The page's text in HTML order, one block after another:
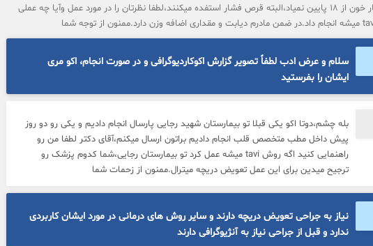
دریچه بیشتر شده و فشار خون از ۱۸ پایین نمیاد،البته قرص فشار استفده میکنند،لطفا نظرتان را در مورد عمل وآیا چه عملی
سلام و عرض ادب لطفاً تصویر گزارش اکوکاردیوگرافی و در صورت انجام، اکو مری
ایشان را بفرستید
بله چشم،دوتا اکو یکی قبلا تو بیمارستان شهید رجایی پارسال انجام دادیم و یکی رو دو روز
پیش داخل مطب متخصص قلب انجام دادیم براتون ارسال میکنم،آقای دکتر لطفا من رو
راهنمایی کنید اگه روش tavi میشه عمل کرد تو بیمارستان رجایی،شما کدوم پزشک رو
ترجیح میدین برای این عمل تعویض دریچه میترال.ممنون از زحمات شما
نیاز به جراحی تعویض دریچه دارند و سایر روش های درمانی در مورد ایشان کاربردی
ندارد و قبل از جراحی نیاز به آنژیوگرافی دارند